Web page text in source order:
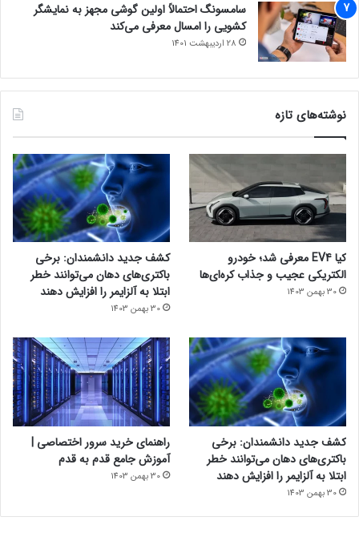
سامسونگ احتمالاً اولین گوشی مجهز به نمایشگر
کشویی را امسال معرفی می‌کند
28 اردیبهشت 1401
نوشته‌های تازه
کیا EV4 معرفی شد؛ خودرو
الکتریکی عجیب و جذاب کره‌ای‌ها
30 بهمن 1403
کشف جدید دانشمندان: برخی
باکتری‌های دهان می‌توانند خطر
ابتلا به آلزایمر را افزایش دهند
30 بهمن 1403
کشف جدید دانشمندان: برخی
باکتری‌های دهان می‌توانند خطر
ابتلا به آلزایمر را افزایش دهند
30 بهمن 1403
راهنمای خرید سرور اختصاصی |
آموزش جامع قدم به قدم
30 بهمن 1403